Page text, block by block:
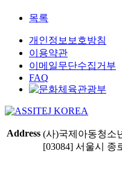
목록
개인정보보호방침
이용약관
이메일무단수집거부
FAQ
Address (사)국제아동청소
[03084] 서울시 종